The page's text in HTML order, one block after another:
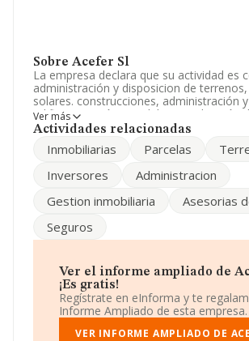
Sobre Acefer Sl
La empresa declara que su actividad es
administración y disposicion de
solares. construcciones, administración
edificios gestión inmobiliaria realización
sobre bienes inmuebles. La empresa está
con código 'Alquiler de bienes
exteriores.
La plantilla se ha mantenido igual y
por encima de la media de sector.
INFORMA, atendiendo a los niveles de
empresa, se destaca que: la empresa ha
941 puestos en el ranking sectorial,
10.363. Se encuentran mejor
empresas del sector:Conjunto Premier
Carabaza Gayoso S.L; sin embargo, por
Ver más
Actividades relacionadas
Inmobiliarias Parcelas
Inversores
Administracion
Gestion inmobiliaria
Asesorias
Seguros
Ver el informe ampliado de
¡Es gratis!
Regístrate en eInforma y te
Informe Ampliado de esta empresa.
VER INFORME AMPLIADO DE